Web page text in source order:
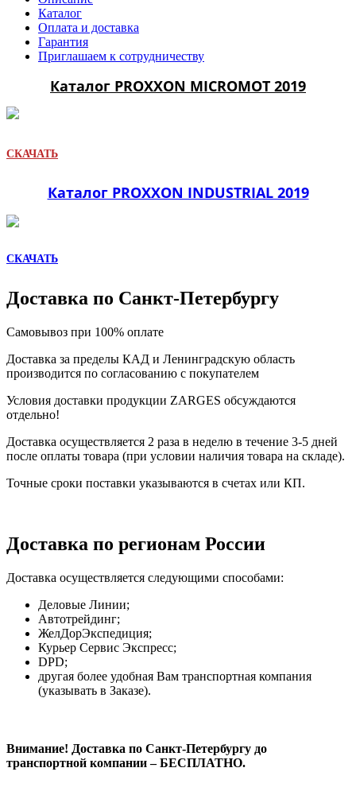
Каталог
Оплата и доставка
Гарантия
Приглашаем к сотрудничеству
Каталог PROXXON MICROMOT 2019
СКАЧАТЬ
Каталог PROXXON INDUSTRIAL 2019
СКАЧАТЬ
Доставка по Санкт-Петербургу
Самовывоз при 100% оплате
Доставка за пределы КАД и Ленинградскую область
производится по согласованию с покупателем
Условия доставки продукции ZARGES обсуждаются
отдельно!
Доставка осуществляется 2 раза в неделю в течение 3-5 дней
после оплаты товара (при условии наличия товара на складе).
Точные сроки поставки указываются в счетах или КП.
Доставка по регионам России
Доставка осуществляется следующими способами:
Деловые Линии;
Автотрейдинг;
ЖелДорЭкспедиция;
Курьер Сервис Экспресс;
DPD;
другая более удобная Вам транспортная компания
(указывать в Заказе).
Внимание! Доставка по Санкт-Петербургу до
транспортной компании – БЕСПЛАТНО.